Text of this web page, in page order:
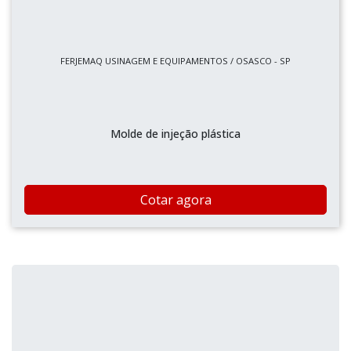
FERJEMAQ USINAGEM E EQUIPAMENTOS / OSASCO - SP
Molde de injeção plástica
Cotar agora